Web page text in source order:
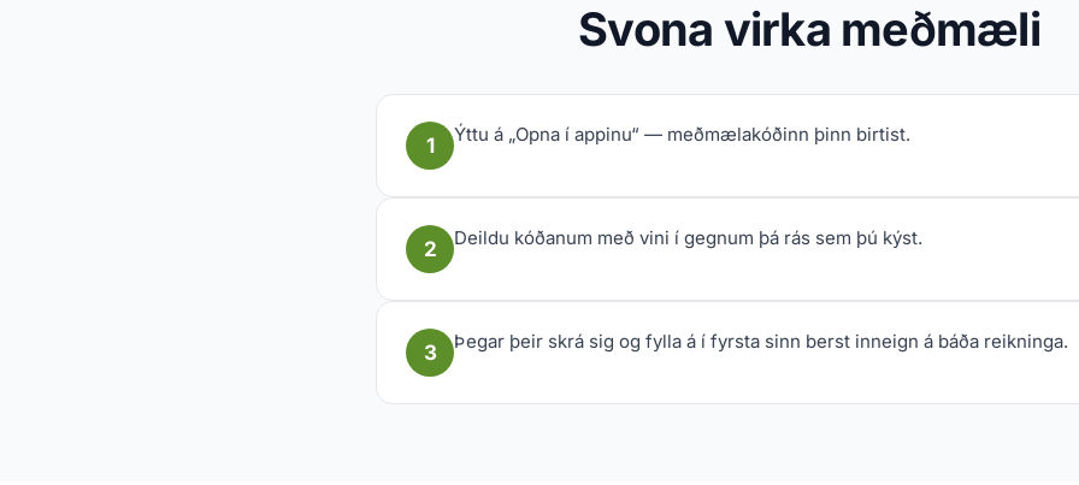
Svona virka meðmæli
1 Ýttu á „Opna í appinu“ — meðmælakóðinn þinn birtist.
2 Deildu kóðanum með vini í gegnum þá rás sem þú kýst.
3 Þegar þeir skrá sig og fylla á í fyrsta sinn berst inneign á báða reikninga.